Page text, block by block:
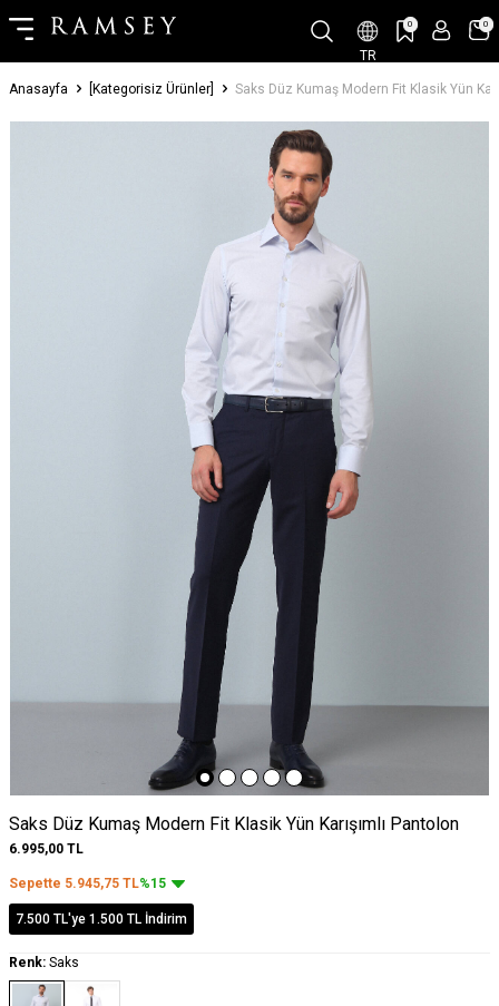
TR
0 0
Anasayfa [Kategorisiz Ürünler] Saks Düz Kumaş Modern Fit Klasik Yün
Saks Düz Kumaş Modern Fit Klasik Yün Karışımlı Pantolon
6.995,00 TL
Sepette 5.945,75 TL%15
7.500 TL'ye 1.500 TL İndirim
Renk: Saks